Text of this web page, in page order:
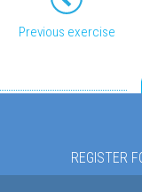
Previous exercise
REGISTER